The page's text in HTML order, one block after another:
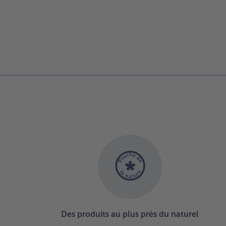
Des produits au plus près du naturel